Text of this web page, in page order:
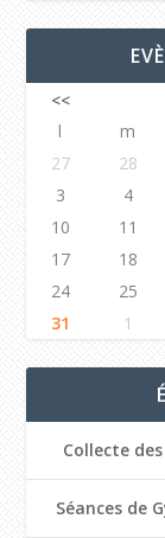
<<
l
m
27
28
3
4
10
11
17
18
24
25
31
1
Collecte
Séances de